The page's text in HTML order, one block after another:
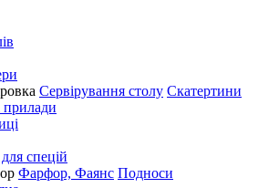
Сервірування столу Скатертини
прилади
спецій
Фарфор, Фаянс Подноси